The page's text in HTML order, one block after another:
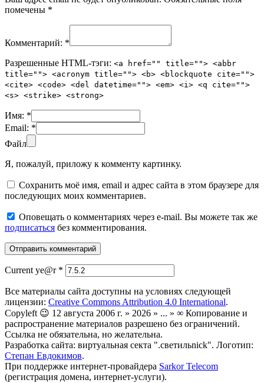
помечены *
Комментарий: *
Разрешенные HTML-тэги: <a href="" title=""> <abbr
title=""> <acronym title=""> <b> <blockquote cite="">
<cite> <code> <del datetime=""> <em> <i> <q cite="">
<s> <strike> <strong>
Имя: *
Email: *
Файл
Я, пожалуй, приложу к комменту картинку.
Сохранить моё имя, email и адрес сайта в этом браузере для
последующих моих комментариев.
Оповещать о комментариях через e-mail. Вы можете так же
подписаться без комментирования.
Current ye@r *
Все материалы сайта доступны на условиях следующей
лицензии: Creative Commons Attribution 4.0 International.
Copyleft 😉 12 августа 2006 г. » 2026 » ... » ∞ Копирование и
распространение материалов разрешено без ограничений.
Ссылка не обязательна, но желательна.
Разработка сайта: виртуальная секта ".светильnick". Логотип:
Степан Евдокимов.
При поддержке интернет-провайдера Sarkor Telecom
(регистрация домена, интернет-услуги).